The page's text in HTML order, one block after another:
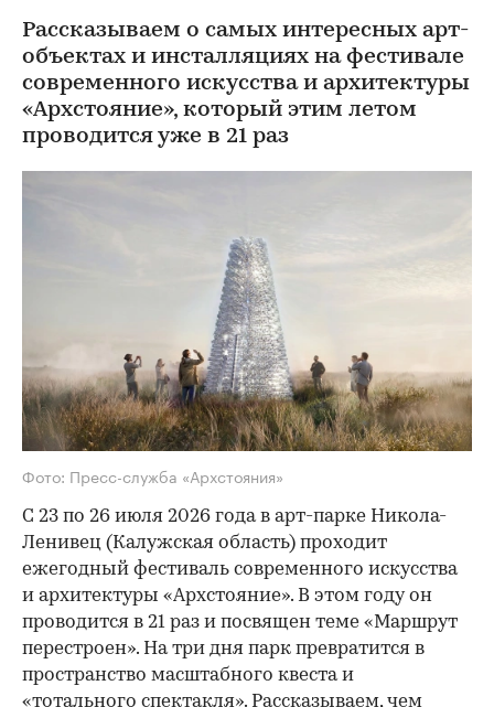
Рассказываем о самых интересных арт-
объектах и инсталляциях на фестивале
современного искусства и архитектуры
«Архстояние», который этим летом
проводится уже в 21 раз
Фото: Пресс-служба «Архстояния»
С 23 по 26 июля 2026 года в арт-парке Никола-
Ленивец (Калужская область) проходит
ежегодный фестиваль современного искусства
и архитектуры «Архстояние». В этом году он
проводится в 21 раз и посвящен теме «Маршрут
перестроен». На три дня парк превратится в
пространство масштабного квеста и
«тотального спектакля». Рассказываем, чем